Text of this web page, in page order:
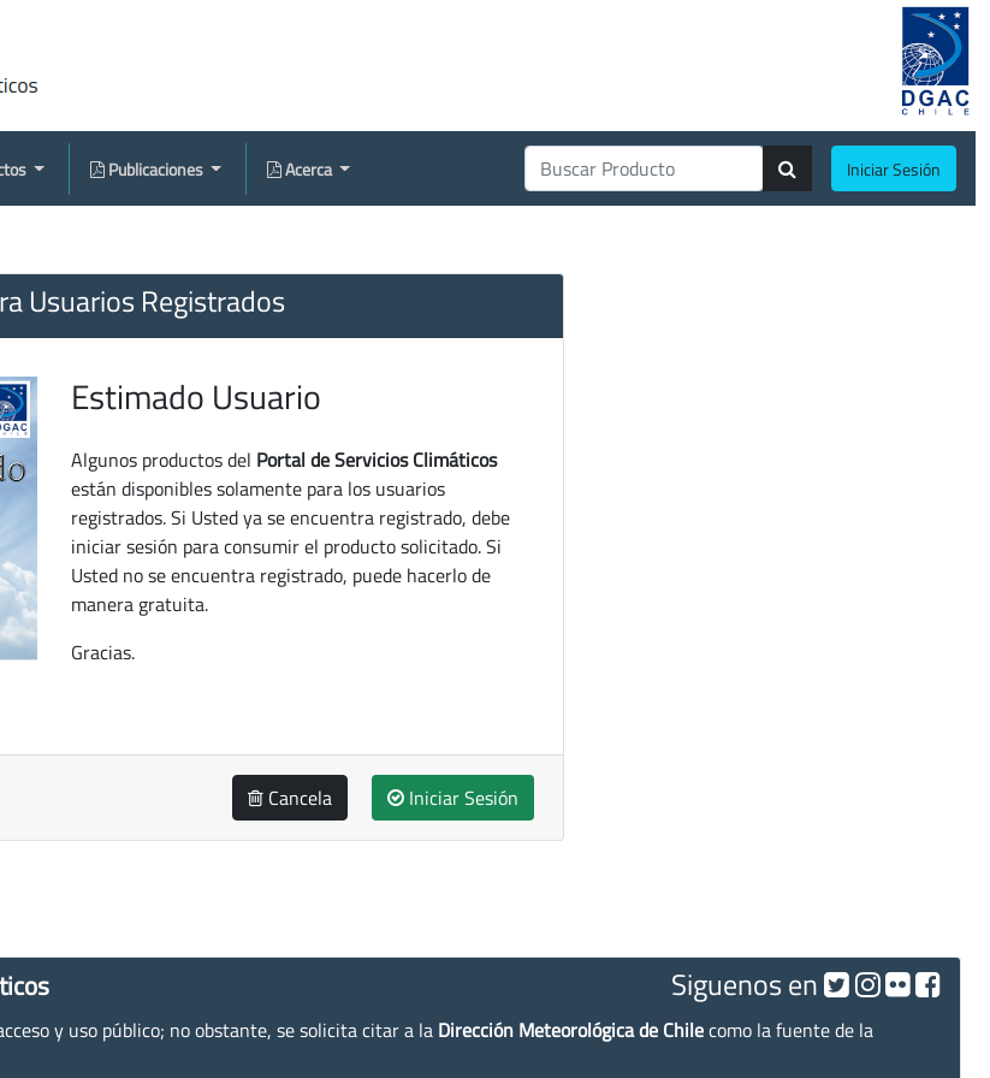
Publicaciones Acerca Iniciar Sesión
Usuarios Registrados
Estimado Usuario
Algunos productos del Portal de Servicios Climáticos
están disponibles solamente para los usuarios
registrados. Si Usted ya se encuentra registrado, debe
iniciar sesión para consumir el producto solicitado. Si
Usted no se encuentra registrado, puede hacerlo de
manera gratuita.
Gracias.
Cancela Iniciar Sesión
Siguenos en
y uso público; no obstante, se solicita citar a la Dirección Meteorológica de Chilecomo la fuente de la